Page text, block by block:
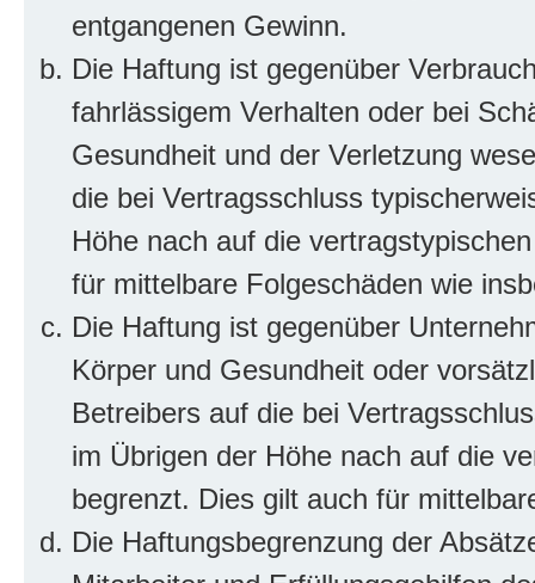
entgangenen Gewinn.
Die Haftung ist gegenüber
fahrlässigem Verhalten oder bei
Gesundheit und der Verletzung
die bei Vertragsschluss
Höhe nach auf die
für mittelbare Folgeschäden wie
Die Haftung ist gegenüber
Körper und Gesundheit oder
Betreibers auf die bei
im Übrigen der Höhe nach auf die
begrenzt. Dies gilt auch für
Die Haftungsbegrenzung der